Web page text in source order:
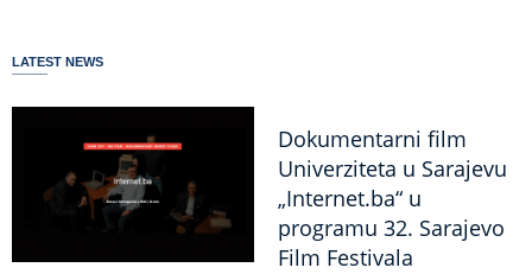
LATEST NEWS
Dokumentarni film
Univerziteta u Sarajevu
„Internet.ba“ u
programu 32. Sarajevo
Film Festivala